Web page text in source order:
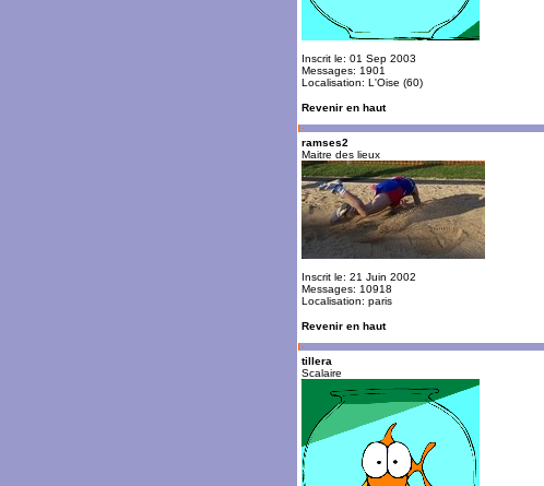
Inscrit le: 01 Sep 2003
Messages: 1901
Localisation: L'Oise (60)
Revenir en haut
ramses2
Maitre des lieux
Inscrit le: 21 Juin 2002
Messages: 10918
Localisation: paris
Revenir en haut
tillera
Scalaire